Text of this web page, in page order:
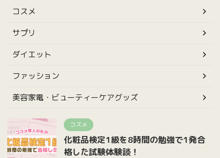
コスメ
サプリ
ダイエット
ファッション
美容家電・ビューティーケアグッズ
コスメ
化粧品検定1級を8時間の勉強で1発合
格した試験体験談！